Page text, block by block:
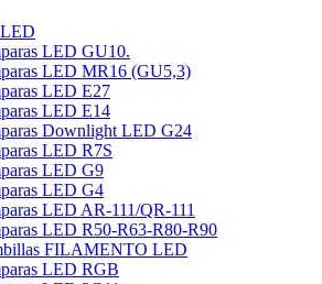
LED GU10.
LED MR16 (GU5,3)
LED E27
LED E14
Downlight LED G24
LED R7S
LED G9
LED G4
LED AR-111/QR-111
LED R50-R63-R80-R90
FILAMENTO LED
LED RGB